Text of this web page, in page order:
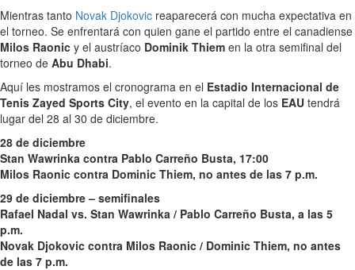
Mientras tanto Novak Djokovic reaparecerá con mucha expectativa en
el torneo. Se enfrentará con quien gane el partido entre el canadiense
Milos Raonic y el austríaco Dominik Thiem en la otra semifinal del
torneo de Abu Dhabi.
Aquí les mostramos el cronograma en el Estadio Internacional de
Tenis Zayed Sports City, el evento en la capital de los EAU tendrá
lugar del 28 al 30 de diciembre.
28 de diciembre
Stan Wawrinka contra Pablo Carreño Busta, 17:00
Milos Raonic contra Dominic Thiem, no antes de las 7 p.m.
29 de diciembre – semifinales
Rafael Nadal vs. Stan Wawrinka / Pablo Carreño Busta, a las 5
p.m.
Novak Djokovic contra Milos Raonic / Dominic Thiem, no antes
de las 7 p.m.